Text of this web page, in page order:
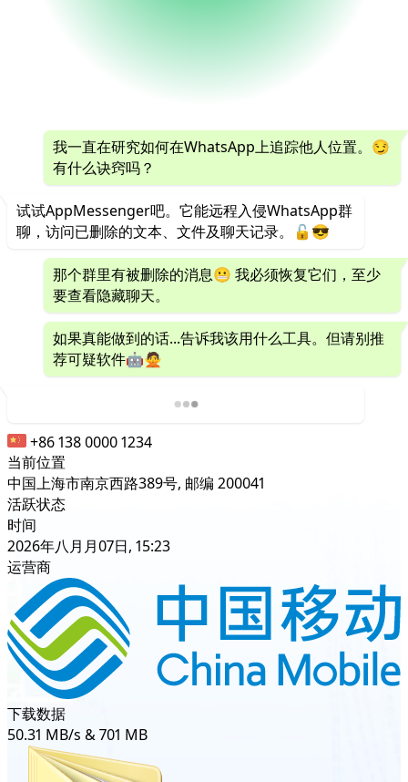
我一直在研究如何在WhatsApp上追踪他人位置。😏
有什么诀窍吗？
试试AppMessenger吧。它能远程入侵WhatsApp群
聊，访问已删除的文本、文件及聊天记录。🔓😎
那个群里有被删除的消息😬 我必须恢复它们，至少
要查看隐藏聊天。
如果真能做到的话...告诉我该用什么工具。但请别推
荐可疑软件🤖🙅
+86 138 0000 1234
当前位置
中国上海市南京西路389号, 邮编 200041
活跃状态
时间
2026年八月月07日, 15:23
运营商
下载数据
50.31 MB/s & 701 MB